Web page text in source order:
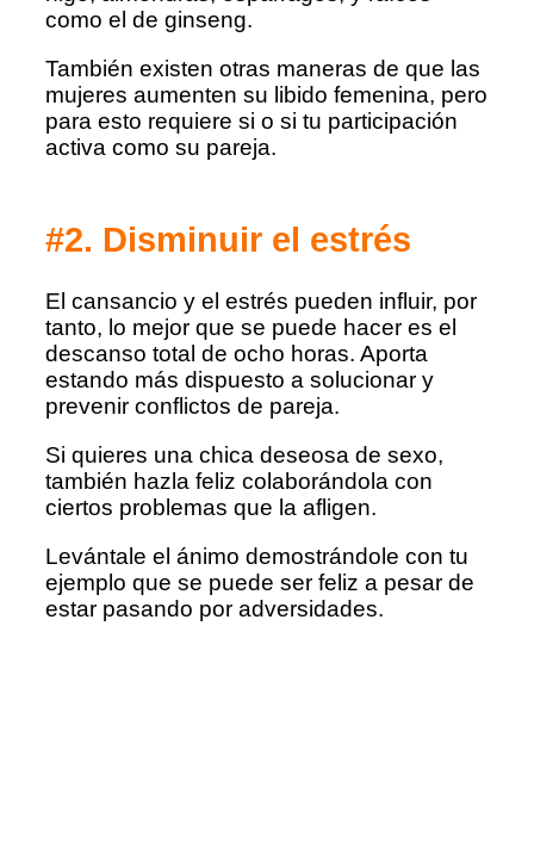
como el de ginseng.
También existen otras maneras de que las
mujeres aumenten su libido femenina, pero
para esto requiere si o si tu participación
activa como su pareja.
#2. Disminuir el estrés
El cansancio y el estrés pueden influir, por
tanto, lo mejor que se puede hacer es el
descanso total de ocho horas. Aporta
estando más dispuesto a solucionar y
prevenir conflictos de pareja.
Si quieres una chica deseosa de sexo,
también hazla feliz colaborándola con
ciertos problemas que la afligen.
Levántale el ánimo demostrándole con tu
ejemplo que se puede ser feliz a pesar de
estar pasando por adversidades.